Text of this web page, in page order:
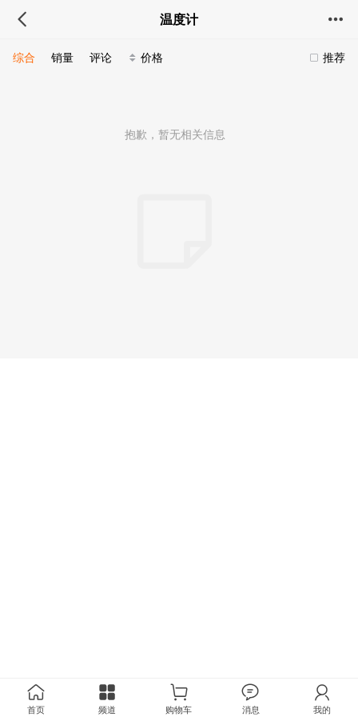
温度计
推荐
综合 销量 评论 价格
抱歉，暂无相关信息
首页 频道 购物车 消息 我的